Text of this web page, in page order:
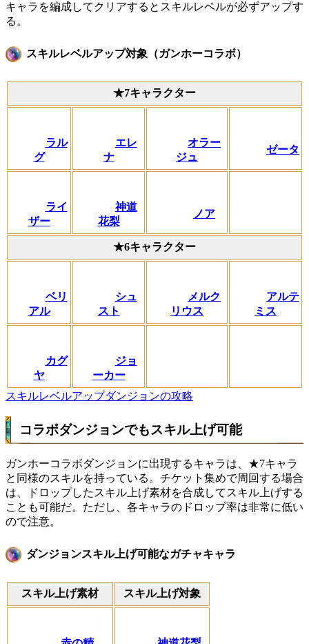
キャラを編成してクリアするとスキルレベルが必ずアップす
る。
スキルレベルアップ対象（ガンホーコラボ）
★7キャラクター
ラル
グ
エレ
ナ
オラー
ジュ
ゼータ
ライ
ザー
神道
花梨
ノア
★6キャラクター
ベリ
アル
シュ
スト
メルク
リウス
アルテ
ミス
カグ
ヤ
ジョ
ーカー
スキルレベルアップダンジョンの攻略
コラボダンジョンでもスキル上げ可能
ガンホーコラボダンジョンに出現するキャラは、★7キャラ
と同様のスキルを持っている。チケット集めで周回する場合
は、ドロップしたスキル上げ素材を合成してスキル上げする
ことも可能だ。ただし、各キャラのドロップ率は非常に低い
ので注意。
ダンジョンスキル上げ可能なガチャキャラ
スキル上げ素材 スキル上げ対象